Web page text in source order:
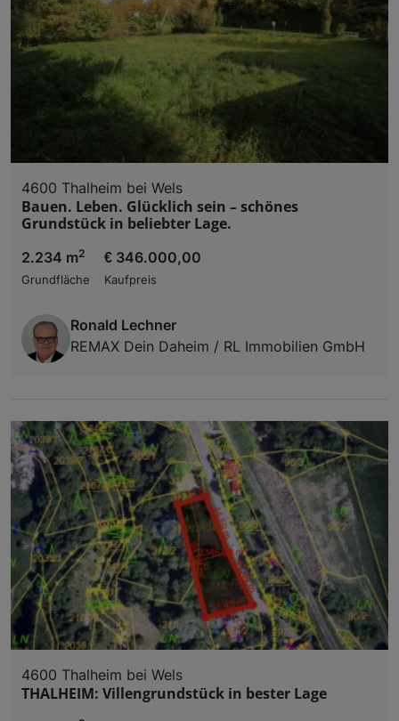
4600 Thalheim bei Wels
Bauen. Leben. Glücklich sein – schönes
Grundstück in beliebter Lage.
2.234 m2
Grundfläche
€ 346.000,00
Kaufpreis
Ronald Lechner
REMAX Dein Daheim / RL Immobilien GmbH
4600 Thalheim bei Wels
THALHEIM: Villengrundstück in bester Lage
Verwendung genauer Standortdaten.
Zugriff auf Informationen auf einem Endgerät.
und der Performance von Inhalten,
Liste der Partner (Lieferanten)